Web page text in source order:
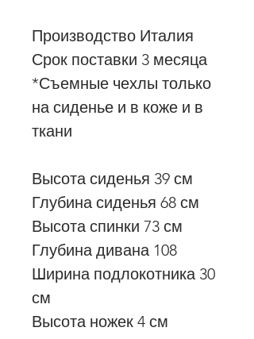
Производство Италия
Срок поставки 3 месяца
*Съемные чехлы только
на сиденье и в коже и в
ткани
Высота сиденья 39 см
Глубина сиденья 68 см
Высота спинки 73 см
Глубина дивана 108
Ширина подлокотника 30
см
Высота ножек 4 см